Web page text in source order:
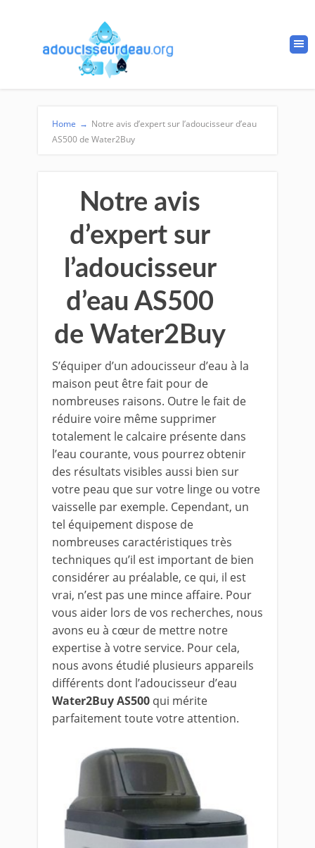
Home → Notre avis d’expert sur l’adoucisseur d’eau
AS500 de Water2Buy
Notre avis
d’expert sur
l’adoucisseur
d’eau AS500
de Water2Buy
S’équiper d’un adoucisseur d’eau à la
maison peut être fait pour de
nombreuses raisons. Outre le fait de
réduire voire même supprimer
totalement le calcaire présente dans
l’eau courante, vous pourrez obtenir
des résultats visibles aussi bien sur
votre peau que sur votre linge ou votre
vaisselle par exemple. Cependant, un
tel équipement dispose de
nombreuses caractéristiques très
techniques qu’il est important de bien
considérer au préalable, ce qui, il est
vrai, n’est pas une mince affaire. Pour
vous aider lors de vos recherches, nous
avons eu à cœur de mettre notre
expertise à votre service. Pour cela,
nous avons étudié plusieurs appareils
différents dont l’adoucisseur d’eau
Water2Buy AS500 qui mérite
parfaitement toute votre attention.